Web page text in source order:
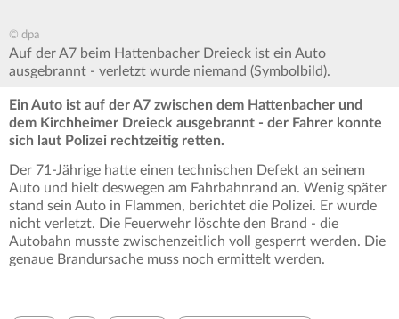
© dpa
Auf der A7 beim Hattenbacher Dreieck ist ein Auto
ausgebrannt - verletzt wurde niemand (Symbolbild).
Ein Auto ist auf der A7 zwischen dem Hattenbacher und
dem Kirchheimer Dreieck ausgebrannt - der Fahrer konnte
sich laut Polizei rechtzeitig retten.
Der 71-Jährige hatte einen technischen Defekt an seinem
Auto und hielt deswegen am Fahrbahnrand an. Wenig später
stand sein Auto in Flammen, berichtet die Polizei. Er wurde
nicht verletzt. Die Feuerwehr löschte den Brand - die
Autobahn musste zwischenzeitlich voll gesperrt werden. Die
genaue Brandursache muss noch ermittelt werden.